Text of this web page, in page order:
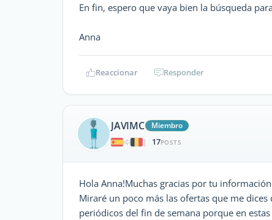
En fin, espero que vaya bien la búsqueda
Anna
Reaccionar Responder
JAVIMC
Miembro
|
17POSTS
Hola Anna!Muchas gracias por tu
Miraré un poco más las ofertas que me
periódicos del fin de semana porque en